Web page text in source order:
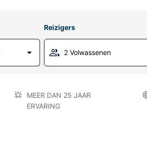
Reizigers
2 Volwassenen
MEER DAN 25 JAAR
ERVARING